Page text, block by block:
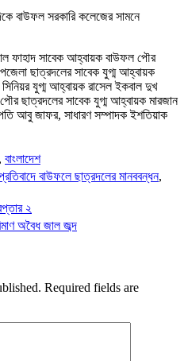
বাউফল সরকারি কলেজের সামনে
ফাহাদ সাবেক আহ্বায়ক বাউফল পৌর
ছাত্রদলের সাবেক যুগ্ম আহ্বায়ক
যুগ্ম আহ্বায়ক রাসেল ইকবাল দুখ
ছাত্রদলের সাবেক যুগ্ম আহ্বায়ক মারজান
আবু জাফর, সাধারণ সম্পাদক ইশতিয়াক
বাংলাদেশ
বাউফলে ছাত্রদলের মানববন্ধন,
২
অবৈধ জাল জব্দ
Required fields are